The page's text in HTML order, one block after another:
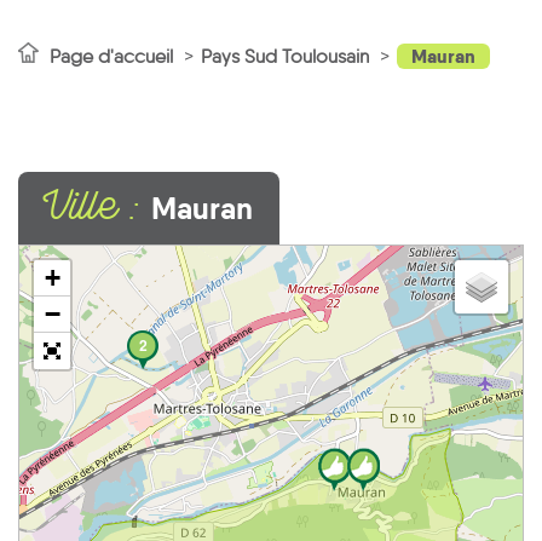
Page d'accueil Pays Sud Toulousain Mauran
Ville : Mauran
2
+
−